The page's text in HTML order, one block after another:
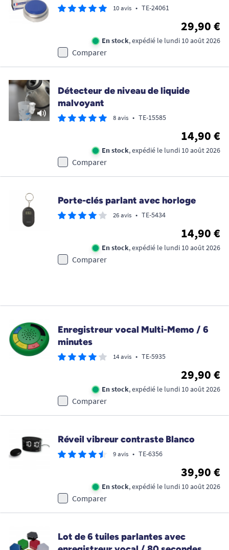
10 avis • TE-24061
29,90 €
En stock, expédié le lundi 10 août 2026
Comparer
Détecteur de niveau de liquide
malvoyant
8 avis • TE-15585
14,90 €
En stock, expédié le lundi 10 août 2026
Comparer
Porte-clés parlant avec horloge
26 avis • TE-5434
14,90 €
En stock, expédié le lundi 10 août 2026
Comparer
Enregistreur vocal Multi-Memo / 6
minutes
14 avis • TE-5935
29,90 €
En stock, expédié le lundi 10 août 2026
Comparer
Réveil vibreur contraste Blanco
9 avis • TE-6356
39,90 €
En stock, expédié le lundi 10 août 2026
Comparer
Lot de 6 tuiles parlantes avec